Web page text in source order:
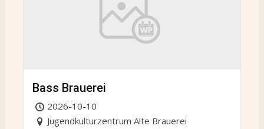
Bass Brauerei
2026-10-10
Jugendkulturzentrum Alte Brauerei